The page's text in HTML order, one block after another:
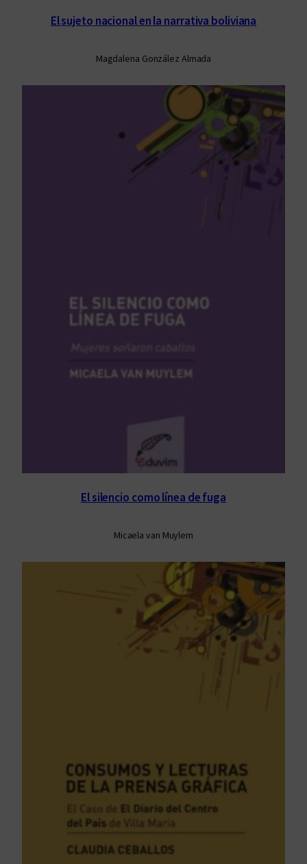
El sujeto nacional en la narrativa boliviana
Magdalena González Almada
El silencio como línea de fuga
Micaela van Muylem